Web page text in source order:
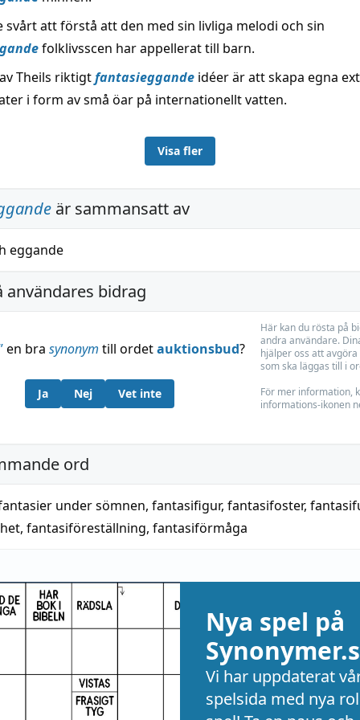
svårt att förstå att den med sin livliga melodi och sin
folklivsscen har appellerat till barn.
Theils riktigtfantasieggande idéer är att skapa egna
i form av små öar på internationellt vatten.
Visa fler
är sammansatt av
eggande
användares bidrag
en bra synonym till ordetauktionsbud?
Ja Nej Vet inte
Här kan du rösta på
andra användare.
hjälper oss att
som ska läggas till i
För mer information,
informations-ikonen
ord
under sömnen, fantasifigur, fantasifoster,
, fantasiföreställning, fantasiförmåga
Nya spel på
Vi har uppdaterat
spelsida med nya